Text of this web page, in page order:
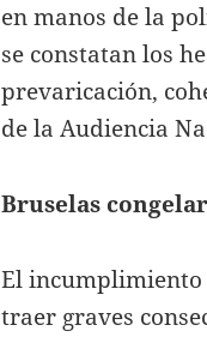
en manos de la
se constatan los
prevaricación,
de la Audiencia
Bruselas
El incumplimiento
traer graves